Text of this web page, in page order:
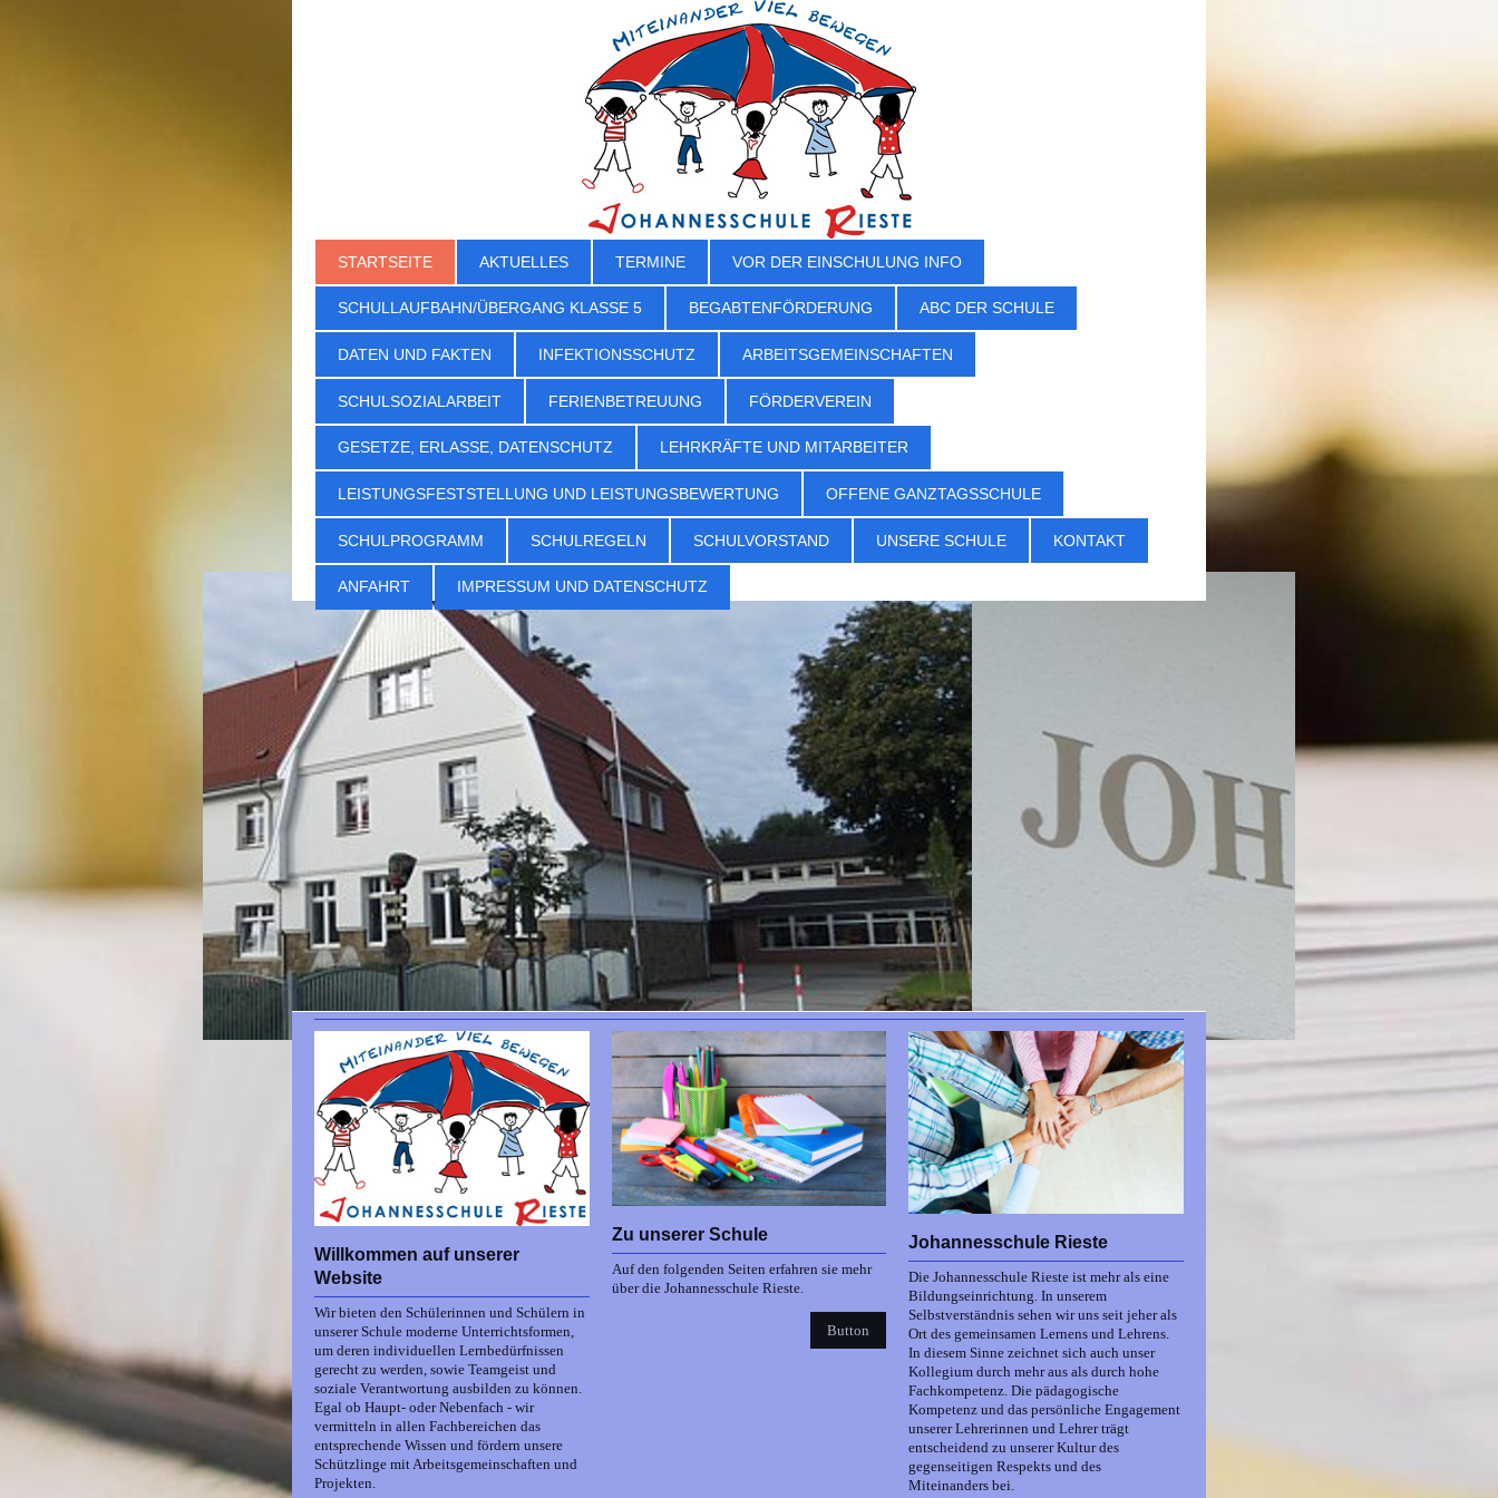
STARTSEITE AKTUELLES TERMINE VOR DER EINSCHULUNG INFO
SCHULLAUFBAHN/ÜBERGANG KLASSE 5 BEGABTENFÖRDERUNG ABC DER SCHULE
DATEN UND FAKTEN INFEKTIONSSCHUTZ ARBEITSGEMEINSCHAFTEN
SCHULSOZIALARBEIT FERIENBETREUUNG FÖRDERVEREIN
GESETZE, ERLASSE, DATENSCHUTZ LEHRKRÄFTE UND MITARBEITER
LEISTUNGSFESTSTELLUNG UND LEISTUNGSBEWERTUNG OFFENE GANZTAGSSCHULE
SCHULPROGRAMM SCHULREGELN SCHULVORSTAND UNSERE SCHULE KONTAKT
ANFAHRT IMPRESSUM UND DATENSCHUTZ
Willkommen auf unserer
Website
Wir bieten den Schülerinnen und Schülern in
unserer Schule moderne Unterrichtsformen,
um deren individuellen Lernbedürfnissen
gerecht zu werden, sowie Teamgeist und
soziale Verantwortung ausbilden zu können.
Egal ob Haupt- oder Nebenfach - wir
vermitteln in allen Fachbereichen das
entsprechende Wissen und fördern unsere
Schützlinge mit Arbeitsgemeinschaften und
Projekten.
Zu unserer Schule
Auf den folgenden Seiten erfahren sie mehr
über die Johannesschule Rieste.
Button
Johannesschule Rieste
Die Johannesschule Rieste ist mehr als eine
Bildungseinrichtung. In unserem
Selbstverständnis sehen wir uns seit jeher als
Ort des gemeinsamen Lernens und Lehrens.
In diesem Sinne zeichnet sich auch unser
Kollegium durch mehr aus als durch hohe
Fachkompetenz. Die pädagogische
Kompetenz und das persönliche Engagement
unserer Lehrerinnen und Lehrer trägt
entscheidend zu unserer Kultur des
gegenseitigen Respekts und des
Miteinanders bei.